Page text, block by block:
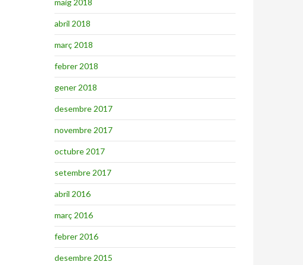
maig 2018
abril 2018
març 2018
febrer 2018
gener 2018
desembre 2017
novembre 2017
octubre 2017
setembre 2017
abril 2016
març 2016
febrer 2016
desembre 2015